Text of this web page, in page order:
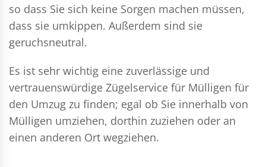
so dass Sie sich keine Sorgen machen müssen,
dass sie umkippen. Außerdem sind sie
geruchsneutral.
Es ist sehr wichtig eine zuverlässige und
vertrauenswürdige Zügelservice für Mülligen für
den Umzug zu finden; egal ob Sie innerhalb von
Mülligen umziehen, dorthin zuziehen oder an
einen anderen Ort wegziehen.